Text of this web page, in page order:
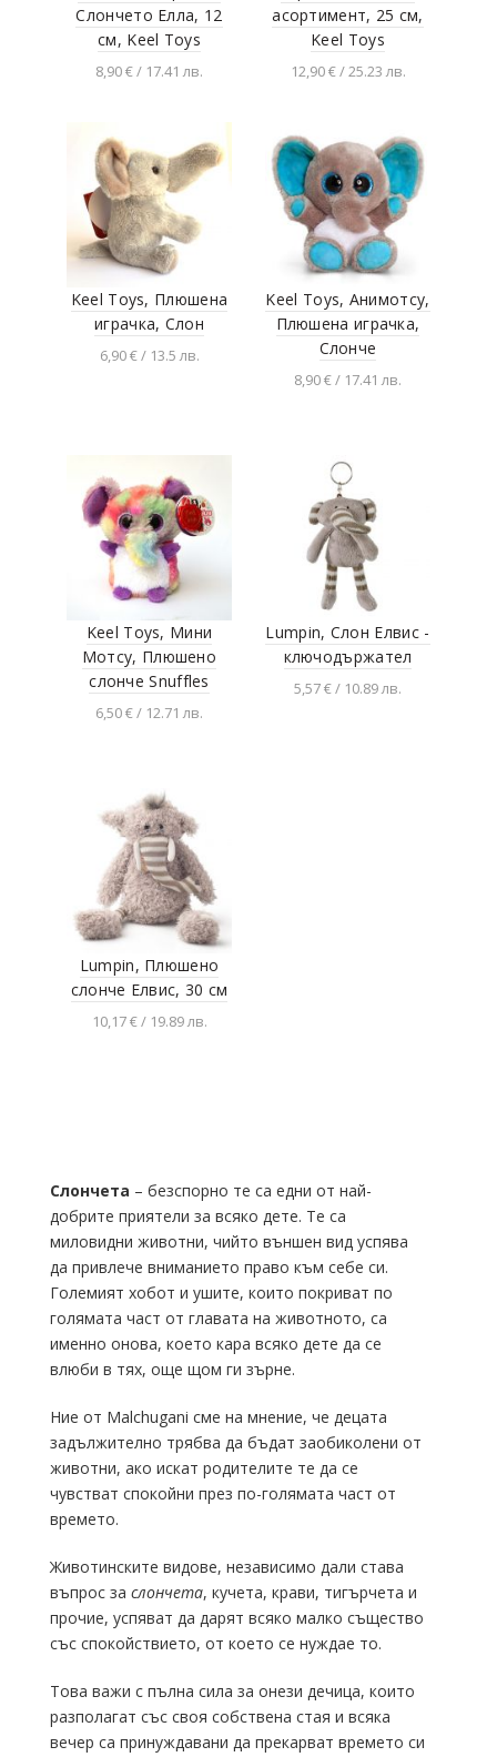
Слончето Елла, 12
см, Keel Toys
8,90 € / 17.41 лв.
асортимент, 25 см,
Keel Toys
12,90 € / 25.23 лв.
Keel Toys, Плюшена
играчка, Слон
6,90 € / 13.5 лв.
Keel Toys, Анимотсу,
Плюшена играчка,
Слонче
8,90 € / 17.41 лв.
Keel Toys, Мини
Мотсу, Плюшено
слонче Snuffles
6,50 € / 12.71 лв.
Lumpin, Слон Елвис -
ключодържател
5,57 € / 10.89 лв.
Lumpin, Плюшено
слонче Елвис, 30 см
10,17 € / 19.89 лв.
Слончета – безспорно те са едни от най-
добрите приятели за всяко дете. Те са
миловидни животни, чийто външен вид успява
да привлече вниманието право към себе си.
Големият хобот и ушите, които покриват по
голямата част от главата на животното, са
именно онова, което кара всяко дете да се
влюби в тях, още щом ги зърне.
Ние от Malchugani сме на мнение, че децата
задължително трябва да бъдат заобиколени от
животни, ако искат родителите те да се
чувстват спокойни през по-голямата част от
времето.
Животинските видове, независимо дали става
въпрос за слончета, кучета, крави, тигърчета и
прочие, успяват да дарят всяко малко същество
със спокойствието, от което се нуждае то.
Това важи с пълна сила за онези дечица, които
разполагат със своя собствена стая и всяка
вечер са принуждавани да прекарват времето си